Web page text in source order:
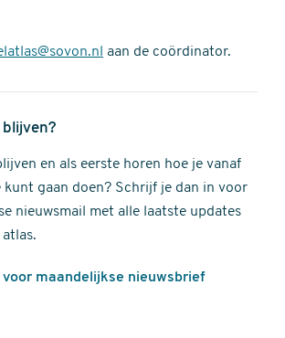
aan de coördinator.
en als eerste horen hoe je vanaf
gaan doen? Schrijf je dan in voor
nieuwsmail met alle laatste updates
maandelijkse nieuwsbrief